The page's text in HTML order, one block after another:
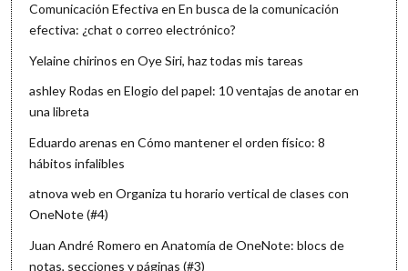
Comunicación Efectiva enEn busca de la comunicación
efectiva: ¿chat o correo electrónico?
Yelaine chirinos enOye Siri, haz todas mis tareas
ashley Rodas enElogio del papel: 10 ventajas de anotar en
una libreta
Eduardo arenas enCómo mantener el orden físico: 8
hábitos infalibles
atnova web enOrganiza tu horario vertical de clases con
OneNote (#4)
Juan André Romero enAnatomía de OneNote: blocs de
notas, secciones y páginas (#3)